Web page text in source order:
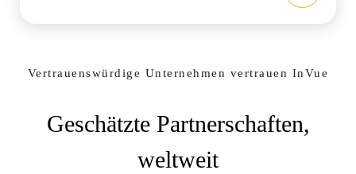
Vertrauenswürdige Unternehmen vertrauen InVue
Geschätzte Partnerschaften,
weltweit